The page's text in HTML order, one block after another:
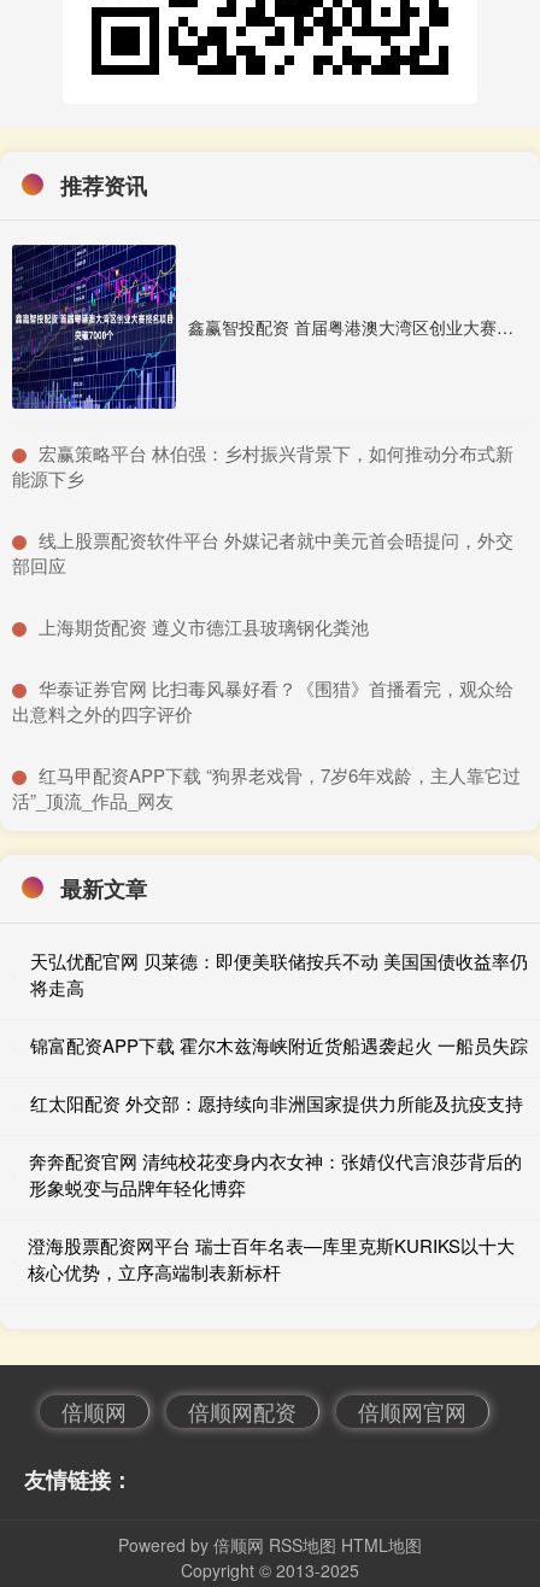
推荐资讯
鑫赢智投配资 首届粤港澳大湾区创业大赛报名项目突破7000个
​宏赢策略平台 林伯强：乡村振兴背景下，如何推动分布式新
能源下乡
​线上股票配资软件平台 外媒记者就中美元首会晤提问，外交
部回应
​上海期货配资 遵义市德江县玻璃钢化粪池
​华泰证券官网 比扫毒风暴好看？《围猎》首播看完，观众给
出意料之外的四字评价
​红马甲配资APP下载 “狗界老戏骨，7岁6年戏龄，主人靠它过
活”_顶流_作品_网友
最新文章
天弘优配官网 贝莱德：即便美联储按兵不动 美国国债收益率仍
将走高
锦富配资APP下载 霍尔木兹海峡附近货船遇袭起火 一船员失踪
红太阳配资 外交部：愿持续向非洲国家提供力所能及抗疫支持
奔奔配资官网 清纯校花变身内衣女神：张婧仪代言浪莎背后的
形象蜕变与品牌年轻化博弈
澄海股票配资网平台 瑞士百年名表—库里克斯KURIKS以十大
核心优势，立序高端制表新标杆
倍顺网 倍顺网配资 倍顺网官网
友情链接：
Powered by 倍顺网 RSS地图 HTML地图
Copyright © 2013-2025